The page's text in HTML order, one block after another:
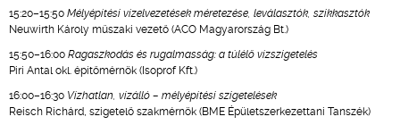
15:20–15:50 Mélyépítési vízelvezetések méretezése, leválasztók, szikkasztók
Neuwirth Károly műszaki vezető (ACO Magyarország Bt.)
15:50–16:00 Ragaszkodás és rugalmasság: a túlélő vízszigetelés
Piri Antal okl. építőmérnök (Isoprof Kft.)
16:00–16:30 Vízhatlan, vízálló – mélyépítési szigetelések
Reisch Richárd, szigetelő szakmérnök (BME Épületszerkezettani Tanszék)